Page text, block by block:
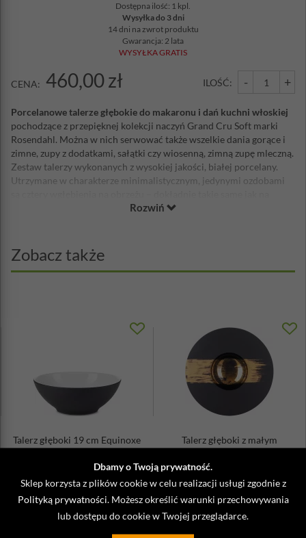
Dbamy o Twoją prywatność.
Sklep korzysta z plików cookie w celu realizacji usługi zgodnie z
Polityką prywatności. Możesz określić warunki przechowywania
lub dostępu do cookie w Twojej przeglądarce.
Dostępna ilość: 1 kpl.
Wysyłka do 3 dni
14 dni na zwrot produktu
Gwarancja: 2 lata
WYSYŁKA GRATIS
CENA: 460,00 zł ILOŚĆ: - +
Porcelanowe talerze głębokie do makaronu i dań kuchni włoskiej
pochodzące z przepięknej kolekcji naczyń Grand Cru Soft marki
Rosendahl. Można w nich serwować także wszelkie dania gorące i
zimne, zupy z dodatkami, sałątki czy wiosenną, zimną zupę mleczną.
Zestaw talerzy wykonanych z wysokiej jakości, białej porcelany.
Utrzymane w charakterze minimalistycznym, jedynymi ozdobami
pozostałych elementach tej kolekcji.
lepiej smakuje. Jeśli chcesz być perfekcyjna pod każdym względem,
zadbaj o to, by w Twojej kuchni znalazły się doskonałej jakości
Można myć w zmywarce w temperaturze 50-55oC
Można używać w kuchence mikrofalowej
Wymiary opakowania: 26 x 27 x 10 cm
Seria: Grand Cru Soft
Rozwiń
Zobacz także
Talerz głęboki 19 cm Equinoxe
164,00 zł
Talerz głęboki z małym
293,00 zł